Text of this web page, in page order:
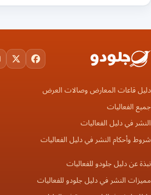
Facebook
X
دليل قاعات المعارض وصالات العرض
جميع الفعاليات
النشر في دليل الفعاليات
شروط وأحكام النشر في دليل الفعاليات
نبذة عن دليل جلودو للفعاليات
مميزات النشر في دليل جلودو للفعاليات